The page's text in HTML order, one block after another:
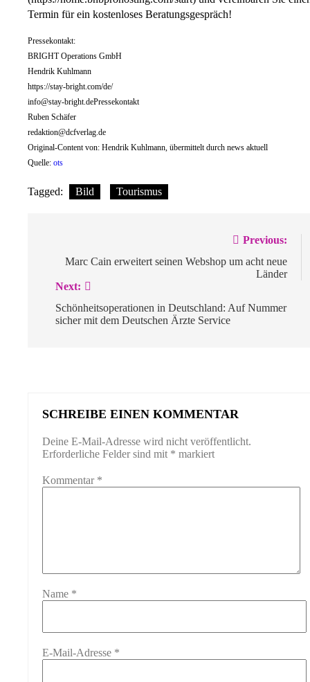
Termin für ein kostenloses Beratungsgespräch!
Pressekontakt:
BRIGHT Operations GmbH
Hendrik Kuhlmann
https://stay-bright.com/de/
info@stay-bright.dePressekontakt
Ruben Schäfer
redaktion@dcfverlag.de
Original-Content von: Hendrik Kuhlmann, übermittelt durch news aktuell
Quelle: ots
Tagged: Bild Tourismus
Previous:
Marc Cain erweitert seinen Webshop um acht neue
Länder
Next:
Schönheitsoperationen in Deutschland: Auf Nummer
sicher mit dem Deutschen Ärzte Service
SCHREIBE EINEN KOMMENTAR
Deine E-Mail-Adresse wird nicht veröffentlicht.
Erforderliche Felder sind mit * markiert
Kommentar *
Name *
E-Mail-Adresse *